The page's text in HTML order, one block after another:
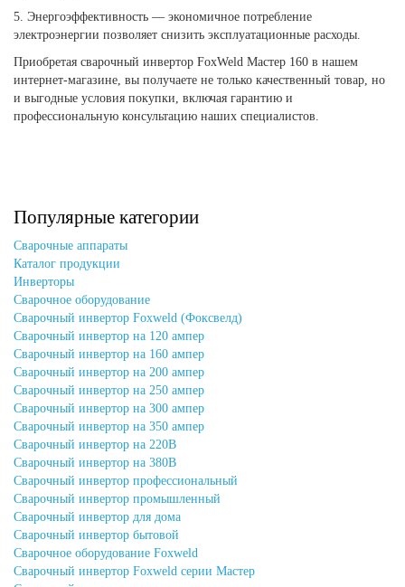
5. Энергоэффективность — экономичное потребление
электроэнергии позволяет снизить эксплуатационные расходы.
Приобретая сварочный инвертор FoxWeld Мастер 160 в нашем
интернет-магазине, вы получаете не только качественный товар, но
и выгодные условия покупки, включая гарантию и
профессиональную консультацию наших специалистов.
Популярные категории
Сварочные аппараты
Каталог продукции
Инверторы
Сварочное оборудование
Сварочный инвертор Foxweld (Фоксвелд)
Сварочный инвертор на 120 ампер
Сварочный инвертор на 160 ампер
Сварочный инвертор на 200 ампер
Сварочный инвертор на 250 ампер
Сварочный инвертор на 300 ампер
Сварочный инвертор на 350 ампер
Сварочный инвертор на 220В
Сварочный инвертор на 380В
Сварочный инвертор профессиональный
Сварочный инвертор промышленный
Сварочный инвертор для дома
Сварочный инвертор бытовой
Сварочное оборудование Foxweld
Сварочный инвертор Foxweld серии Мастер